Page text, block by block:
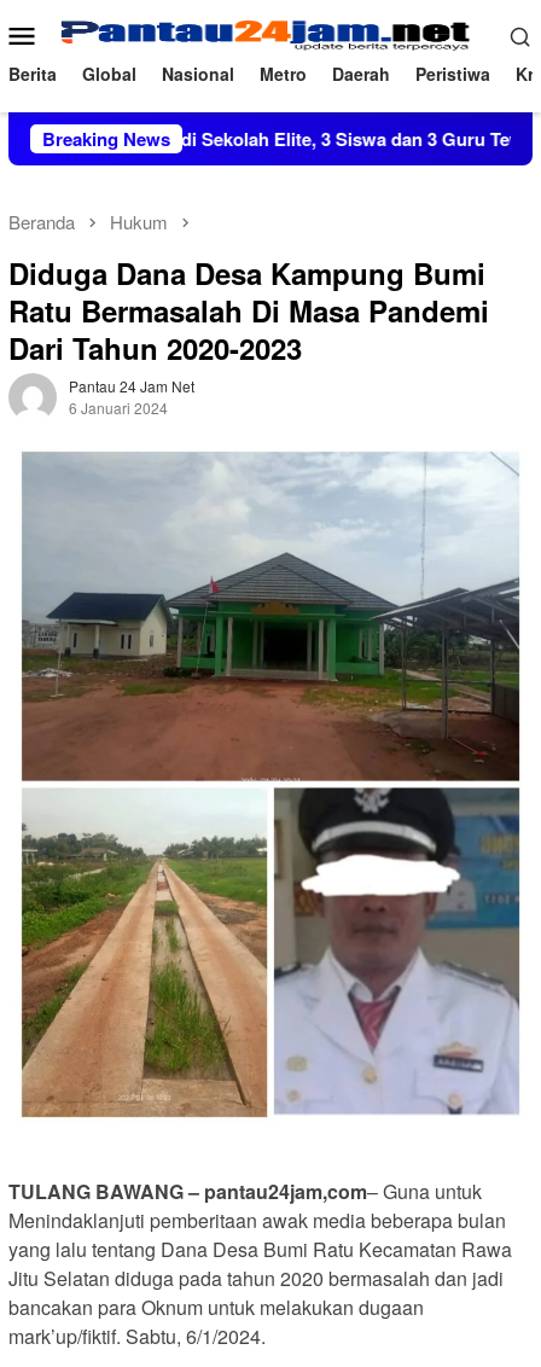
ke
konten
Menu
Mobile
Berita Global Nasional Metro Daerah Peristiwa
Breaking News
di Sekolah Elite, 3 Siswa dan 3 Guru Tewas
Beranda Hukum
Diduga Dana Desa Kampung Bumi
Ratu Bermasalah Di Masa Pandemi
Dari Tahun 2020-2023
Pantau 24 Jam Net
6 Januari 2024
TULANG BAWANG – pantau24jam,com– Guna untuk
Menindaklanjuti pemberitaan awak media beberapa bulan
yang lalu tentang Dana Desa Bumi Ratu Kecamatan Rawa
Jitu Selatan diduga pada tahun 2020 bermasalah dan jadi
bancakan para Oknum untuk melakukan dugaan
mark’up/fiktif. Sabtu, 6/1/2024.